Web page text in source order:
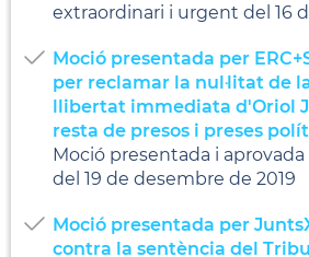
extraordinari i urgent del 16
Moció presentada per
per reclamar la nul·litat de
llibertat immediata d'Oriol
resta de presos i preses
Moció presentada i
del 19 de desembre de 2019
Moció presentada per
contra la sentència del